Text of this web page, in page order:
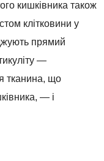
кишківника також
клітковини у
прямий
—
тканина, що
— і